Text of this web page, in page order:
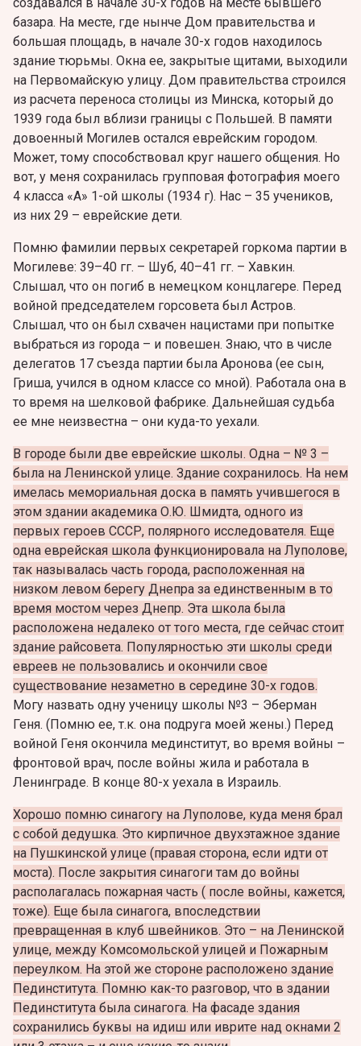
базара. На месте, где нынче Дом правительства и
большая площадь, в начале 30-х годов находилось
здание тюрьмы. Окна ее, закрытые щитами, выходили
на Первомайскую улицу. Дом правительства строился
из расчета переноса столицы из Минска, который до
1939 года был вблизи границы с Польшей. В памяти
довоенный Могилев остался еврейским городом.
Может, тому способствовал круг нашего общения. Но
вот, у меня сохранилась групповая фотография моего
4 класса «А» 1-ой школы (1934 г). Нас – 35 учеников,
из них 29 – еврейские дети.
Помню фамилии первых секретарей горкома партии в
Могилеве: 39–40 гг. – Шуб, 40–41 гг. – Хавкин.
Слышал, что он погиб в немецком концлагере. Перед
войной председателем горсовета был Астров.
Слышал, что он был схвачен нацистами при попытке
выбраться из города – и повешен. Знаю, что в числе
делегатов 17 съезда партии была Аронова (ее сын,
Гриша, учился в одном классе со мной). Работала она в
то время на шелковой фабрике. Дальнейшая судьба
ее мне неизвестна – они куда-то уехали.
В городе были две еврейские школы. Одна – № 3 –
была на Ленинской улице. Здание сохранилось. На нем
имелась мемориальная доска в память учившегося в
этом здании академика О.Ю. Шмидта, одного из
первых героев СССР, полярного исследователя. Еще
одна еврейская школа функционировала на Луполове,
так называлась часть города, расположенная на
низком левом берегу Днепра за единственным в то
время мостом через Днепр. Эта школа была
расположена недалеко от того места, где сейчас стоит
здание райсовета. Популярностью эти школы среди
евреев не пользовались и окончили свое
существование незаметно в середине 30-х годов.
Могу назвать одну ученицу школы №3 – Эберман
Геня. (Помню ее, т.к. она подруга моей жены.) Перед
войной Геня окончила мединститут, во время войны –
фронтовой врач, после войны жила и работала в
Ленинграде. В конце 80-х уехала в Израиль.
Хорошо помню синагогу на Луполове, куда меня брал
с собой дедушка. Это кирпичное двухэтажное здание
на Пушкинской улице (правая сторона, если идти от
моста). После закрытия синагоги там до войны
располагалась пожарная часть ( после войны, кажется,
тоже). Еще была синагога, впоследствии
превращенная в клуб швейников. Это – на Ленинской
улице, между Комсомольской улицей и Пожарным
переулком. На этой же стороне расположено здание
Пединститута. Помню как-то разговор, что в здании
Пединститута была синагога. На фасаде здания
сохранились буквы на идиш или ивритe над окнами 2